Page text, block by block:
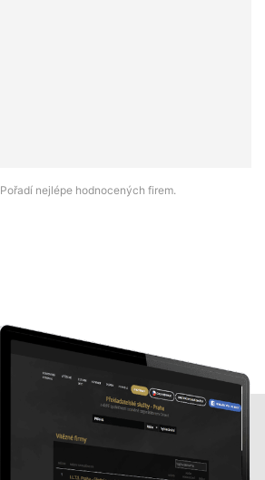
Pořadí nejlépe hodnocených firem.